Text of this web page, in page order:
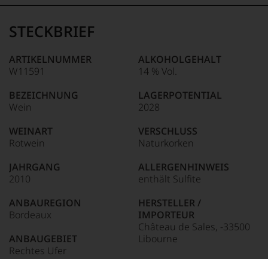
95–98 Punkte:
90–94 Punkte:
Unter 85 Punkte:
Name
Tesdorpf
für
»Fine
für
die
edlen
Weine
der
Welt,
kaum
ein
Das
dokumentieren
auch
und
STECKBRIEF
ARTIKELNUMMER
W11591
BEZEICHNUNG
Wein
WEINART
Rotwein
JAHRGANG
2010
ANBAUREGION
Bordeaux
ANBAUGEBIET
Rechtes Ufer
ALKOHOLGEHALT
14 % Vol.
LAGERPOTENTIAL
2028
VERSCHLUSS
Naturkorken
ALLERGENHINWEIS
enthält Sulfite
HERSTELLER /
IMPORTEUR
Château de Sales, -33500
Libourne